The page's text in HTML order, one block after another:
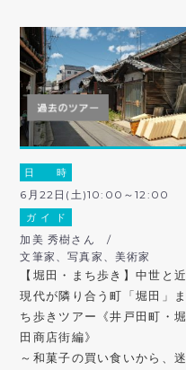
日 時
6月22日(土)10:00～12:00
ガ イ ド
加美 秀樹さん /
文筆家、写真家、美術家
【堀田・まち歩き】中世と近
現代が隣り合う町「堀田」ま
ち歩きツアー《井戸田町・堀
田商店街編》
～和菓子の買い食いから、迷